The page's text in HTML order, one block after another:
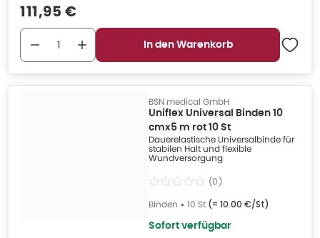
Verkaufspreis
111,95 €
In den Warenkorb
BSN medical GmbH
Uniflex Universal Binden 10
cmx5 m rot 10 St
Dauerelastische Universalbinde für
stabilen Halt und flexible
Wundversorgung
(0)
Binden • 10 St (= 10.00 €/St)
Sofort verfügbar